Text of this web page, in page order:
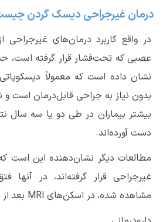
درمان غیرجراحی دیسک گردن
در واقع کاربرد درمان‌های غیرجراحی
عصبی که تحت‌فشار قرار گرفته است،
نشان داده است که معمولاً
بدون نیاز به جراحی قابل‌درمان است
بیشتر بیماران در طی دو یا سه سال
دست آورده‌اند.
مطالعات دیگر نشان‌دهنده این است
غیرجراحی قرار گرفته‌اند، در آنها
مشاهده شده، در اسکن‌های MRI بعد